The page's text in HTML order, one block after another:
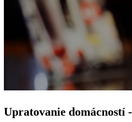
Upratovanie domácností